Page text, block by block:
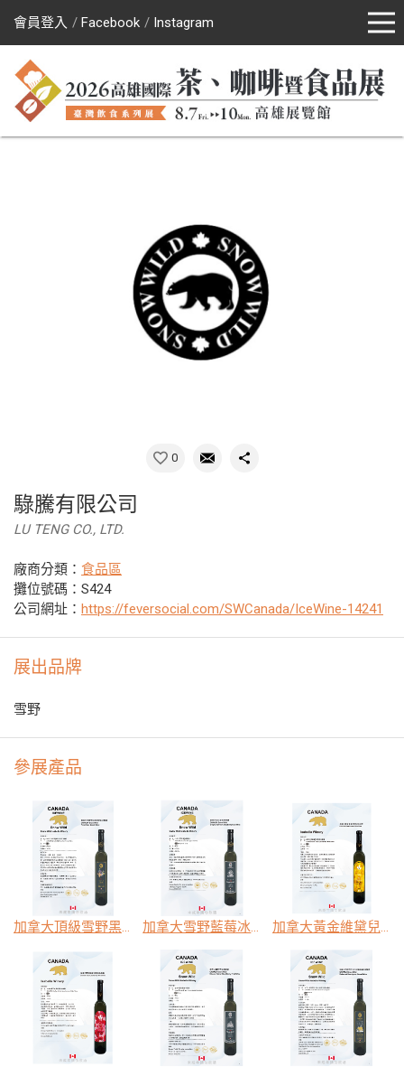
會員登入 Facebook Instagram
0
騄騰有限公司
LU TENG CO., LTD.
廠商分類： 食品區
攤位號碼：S424
公司網址： https://feversocial.com/SWCanada/IceWine-14241
展出品牌
雪野
參展產品
加拿大頂級雪野黑皮諾紅冰釀酒 加拿大雪野藍莓冰釀酒 加拿大黃金維黛兒晚收冰釀酒